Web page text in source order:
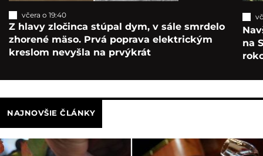
včera o 19:40
Z hlavy zločinca stúpal dym, v sále smrdelo
zhorené mäso. Prvá poprava elektrickým
kreslom nevyšla na prvýkrát
na
NAJNOVŠIE ČLÁNKY